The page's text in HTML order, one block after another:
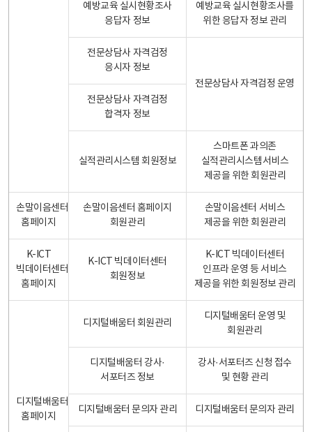
예방교육 실시현황조사
응답자 정보
예방교육 실시현황조사를
위한 응답자 정보 관리
전문상담사 자격검정
응시자 정보
전문상담사 자격검정 운영
전문상담사 자격검정
합격자 정보
실적관리시스템 회원정보
스마트폰 과의존
실적관리시스템서비스
제공을 위한 회원관리
손말이음센터
홈페이지
손말이음센터 홈페이지
회원관리
손말이음센터 서비스
제공을 위한 회원관리
K-ICT
빅데이터센터
홈페이지
K-ICT 빅데이터센터
회원정보
K-ICT 빅데이터센터
인프라 운영 등 서비스
제공을 위한 회원정보 관리
디지털배움터
홈페이지
디지털배움터 회원관리
디지털배움터 운영 및
회원관리
디지털배움터 강사·
서포터즈 정보
강사·서포터즈 신청 접수
및 현황 관리
디지털배움터 문의자 관리 디지털배움터 문의자 관리